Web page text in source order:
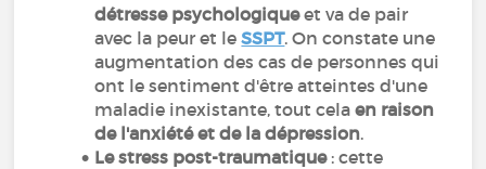
détresse psychologiqueet va de pair
avec la peur et leSSPT. On constate une
augmentation des cas de personnes qui
ont le sentiment d'être atteintes d'une
maladie inexistante, tout celaen raison
de l'anxiété et de la dépression.
Le stress post-traumatique : cette